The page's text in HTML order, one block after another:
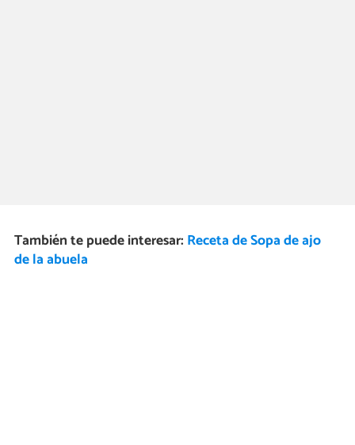
También te puede interesar: Receta de Sopa de ajo
de la abuela